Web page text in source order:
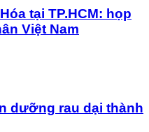
tại TP.HCM: họp
Việt Nam
dưỡng rau dại thành